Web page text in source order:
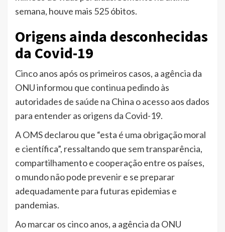
semana, houve mais 525 óbitos.
Origens ainda desconhecidas
da Covid-19
Cinco anos após os primeiros casos, a agência da
ONU informou que continua pedindo às
autoridades de saúde na China o acesso aos dados
para entender as origens da Covid-19.
A OMS declarou que “esta é uma obrigação moral
e científica”, ressaltando que sem transparência,
compartilhamento e cooperação entre os países,
o mundo não pode prevenir e se preparar
adequadamente para futuras epidemias e
pandemias.
Ao marcar os cinco anos, a agência da ONU